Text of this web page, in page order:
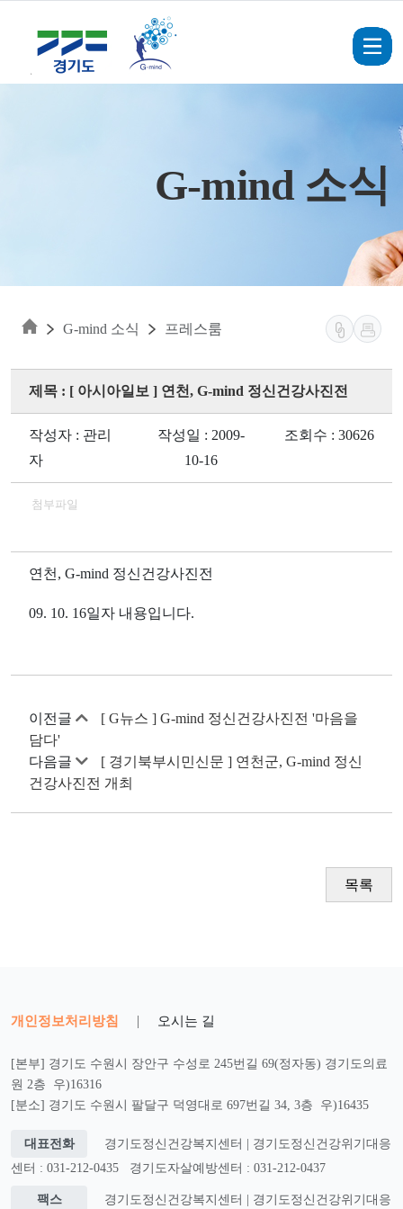
G-mind 소식
G-mind 소식 프레스룸
제목 : [ 아시아일보 ] 연천, G-mind 정신건강사진전
작성자 : 관리
자
작성일 : 2009-
10-16
조회수 : 30626
첨부파일
연천, G-mind 정신건강사진전
09. 10. 16일자 내용입니다.
이전글
[ G뉴스 ] G-mind 정신건강사진전 '마음을
담다'
다음글
[ 경기북부시민신문 ] 연천군, G-mind 정신
건강사진전 개최
목록
개인정보처리방침 | 오시는 길
[본부] 경기도 수원시 장안구 수성로 245번길 69(정자동) 경기도의료
원 2층 우)16316
[분소] 경기도 수원시 팔달구 덕영대로 697번길 34, 3층 우)16435
대표전화
경기도정신건강복지센터 | 경기도정신건강위기대응
센터 : 031-212-0435
경기도자살예방센터 : 031-212-0437
팩스 경기도정신건강복지센터 | 경기도정신건강위기대응